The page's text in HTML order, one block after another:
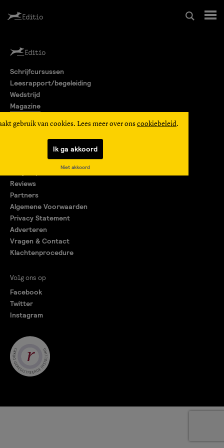
Leesrapport/begeleiding
Wedstrijd
Editio Producties
gebruik van cookies. Lees meer over ons cookiebeleid.
Ik ga akkoord
Niet akkoord
Schrijfcursussen
Leesrapport/begeleiding
Wedstrijd
Magazine
Reviews
Partners
Algemene Voorwaarden
Privacy Statement
Adverteren
Vragen & Contact
Klachtenprocedure
Volg ons op
Facebook
Twitter
Instagram